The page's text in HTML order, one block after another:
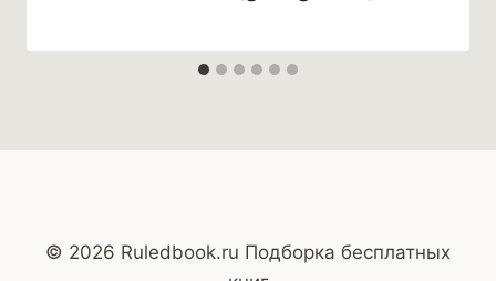
© 2026 Ruledbook.ru Подборка бесплатных